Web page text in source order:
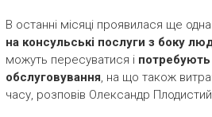
В останні місяці проявилася ще
на консульські послуги з боку
можуть пересуватися і потребують
обслуговування, на що також
часу, розповів Олександр